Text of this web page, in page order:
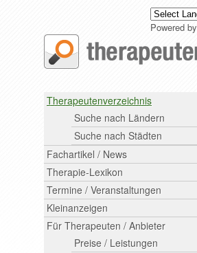
Powered by
Therapeutenverzeichnis
Suche nach Ländern
Suche nach Städten
Fachartikel / News
Therapie-Lexikon
Termine / Veranstaltungen
Kleinanzeigen
Für Therapeuten / Anbieter
Preise / Leistungen